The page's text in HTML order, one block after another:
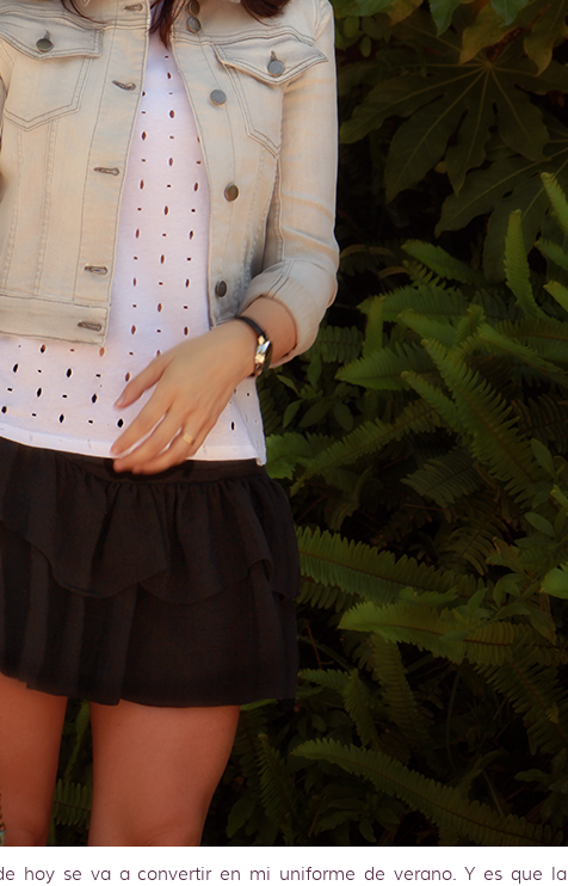
hoy se va a convertir en mi uniforme de verano. Y es que la